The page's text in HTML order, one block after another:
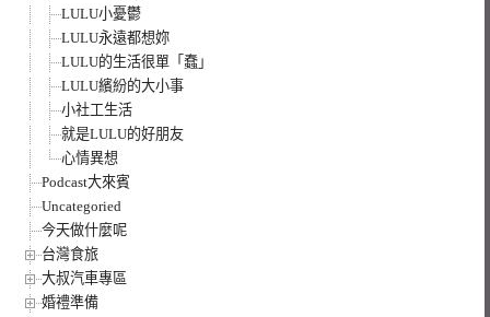
LULU小憂鬱
LULU永遠都想妳
LULU的生活很單「蠢」
LULU繽紛的大小事
小社工生活
就是LULU的好朋友
心情異想
Podcast大來賓
Uncategoried
今天做什麼呢
台灣食旅
大叔汽車專區
婚禮準備